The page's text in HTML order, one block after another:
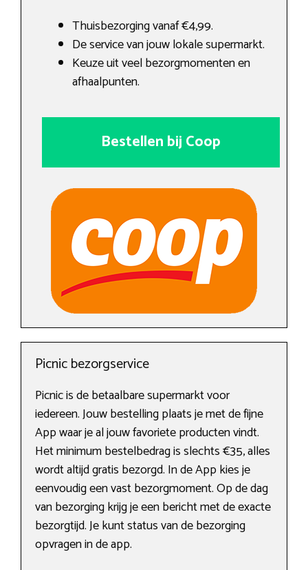
Thuisbezorging vanaf €4,99.
De service van jouw lokale supermarkt.
Keuze uit veel bezorgmomenten en
afhaalpunten.
Bestellen bij Coop
Picnic bezorgservice
Picnic is de betaalbare supermarkt voor
iedereen. Jouw bestelling plaats je met de fijne
App waar je al jouw favoriete producten vindt.
Het minimum bestelbedrag is slechts €35, alles
wordt altijd gratis bezorgd. In de App kies je
eenvoudig een vast bezorgmoment. Op de dag
van bezorging krijg je een bericht met de exacte
bezorgtijd. Je kunt status van de bezorging
opvragen in de app.